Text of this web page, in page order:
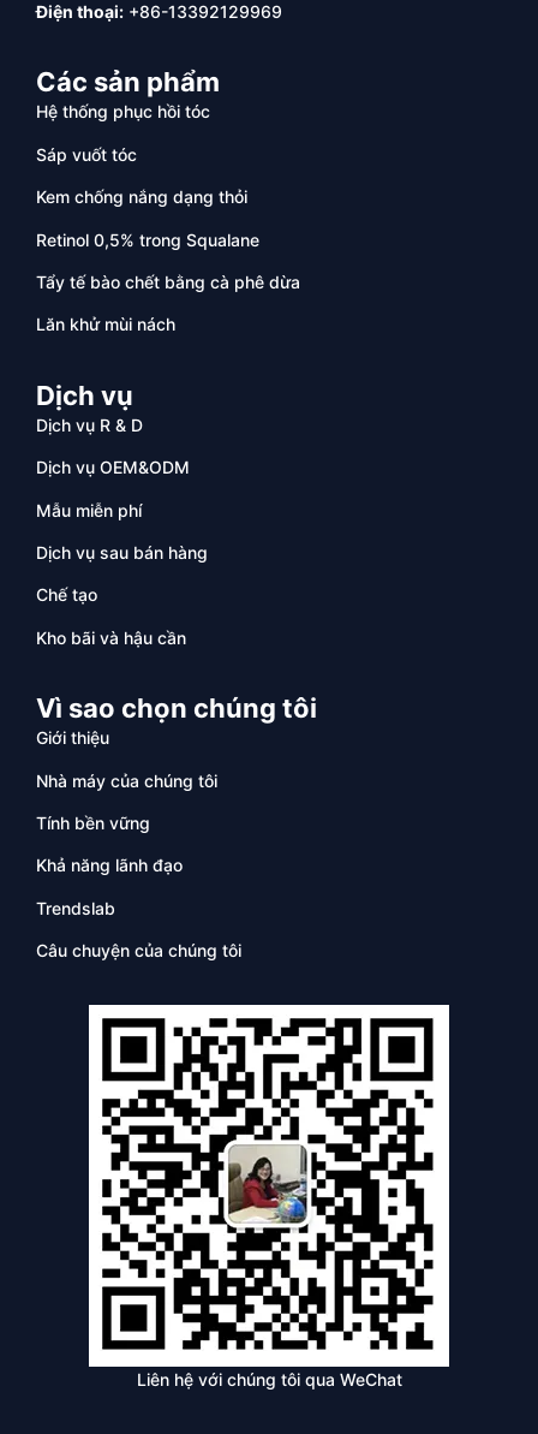
Điện thoại: +86-13392129969
Các sản phẩm
Hệ thống phục hồi tóc
Sáp vuốt tóc
Kem chống nắng dạng thỏi
Retinol 0,5% trong Squalane
Tẩy tế bào chết bằng cà phê dừa
Lăn khử mùi nách
Dịch vụ
Dịch vụ R & D
Dịch vụ OEM&ODM
Mẫu miễn phí
Dịch vụ sau bán hàng
Chế tạo
Kho bãi và hậu cần
Vì sao chọn chúng tôi
Giới thiệu
Nhà máy của chúng tôi
Tính bền vững
Khả năng lãnh đạo
Trendslab
Câu chuyện của chúng tôi
Liên hệ với chúng tôi qua WeChat